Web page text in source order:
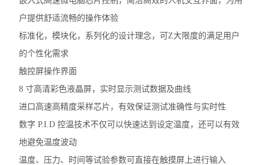
户提供舒适流畅的操作体验
标准化，模块化，系列化的设计理念，可Z大限度的满足用户
的个性化需求
触控屏操作界面
8 寸高清彩色液晶屏，实时显示测试数据及曲线
进口高速高精度采样芯片，有效保证测试准确性与实时性
数字 P.I.D 控温技术不仅可以快速达到设定温度，还可以有效
地避免温度波动
温度、压力、时间等试验参数可直接在触摸屏上进行输入